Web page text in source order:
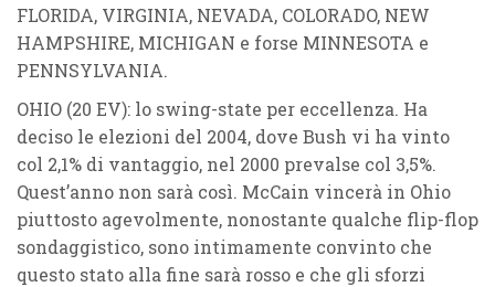
FLORIDA, VIRGINIA, NEVADA, COLORADO, NEW
HAMPSHIRE, MICHIGAN e forse MINNESOTA e
PENNSYLVANIA.
OHIO (20 EV): lo swing-state per eccellenza. Ha
deciso le elezioni del 2004, dove Bush vi ha vinto
col 2,1% di vantaggio, nel 2000 prevalse col 3,5%.
Quest’anno non sarà così. McCain vincerà in Ohio
piuttosto agevolmente, nonostante qualche flip-flop
sondaggistico, sono intimamente convinto che
questo stato alla fine sarà rosso e che gli sforzi